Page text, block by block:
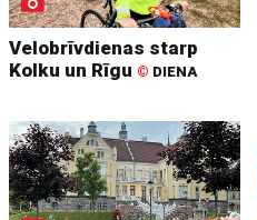
Velobrīvdienas starp
Kolku un Rīgu © DIENA